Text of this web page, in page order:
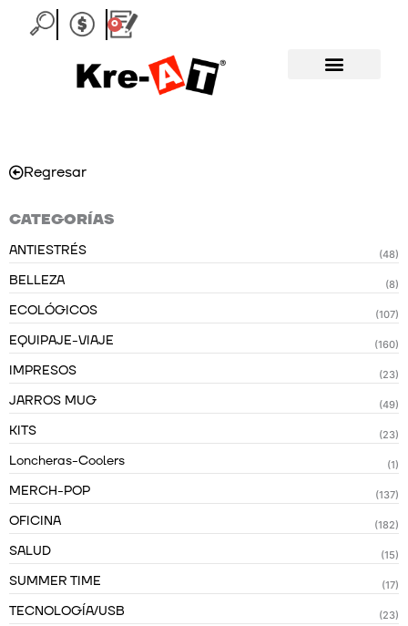
0
Carrito
Regresar
CATEGORÍAS
ANTIESTRÉS (48)
BELLEZA (8)
ECOLÓGICOS (107)
EQUIPAJE-VIAJE (160)
IMPRESOS (23)
JARROS MUG (49)
KITS (23)
Loncheras-Coolers (1)
MERCH-POP (137)
OFICINA (182)
SALUD (15)
SUMMER TIME (17)
TECNOLOGÍA/USB (23)